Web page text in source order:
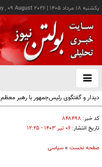
يکشنبه ۱۸ مرداد ۱۴۰۵ |
, 09 August 2026
باز
و
دیدار و گفتگوی رئیس‌جمهور با رهبر معظم
کد خبر: ۸۴۸۴۹۸
تاریخ انتشار: ۰۶ تير ۱۴۰۳ - ۱۲:۲۵
صفحه نخست »سیاسی